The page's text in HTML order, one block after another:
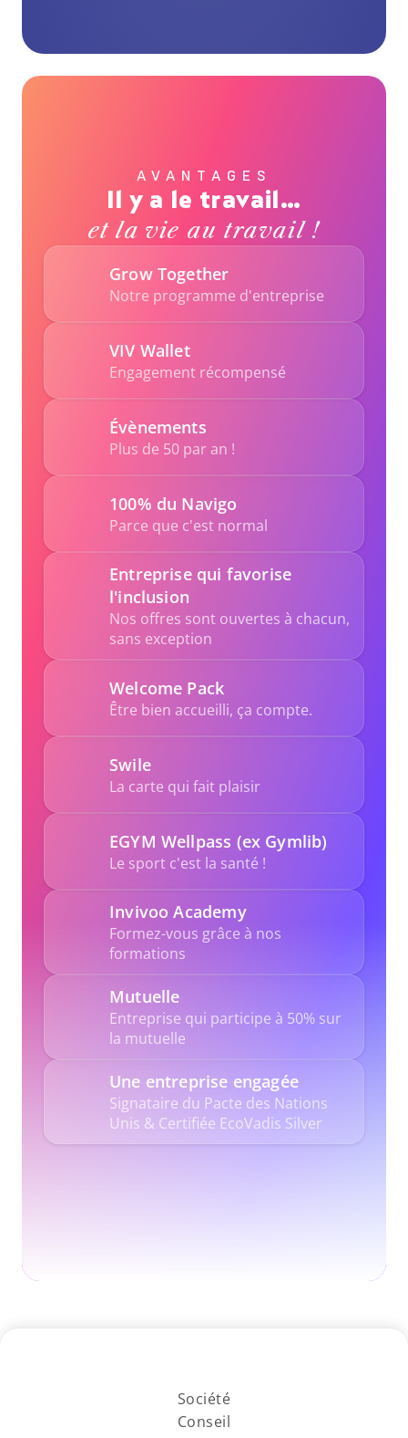
AVANTAGES
Il y a le travail…
et la vie au travail !
Grow Together
Notre programme d'entreprise
VIV Wallet
Engagement récompensé
Évènements
Plus de 50 par an !
100% du Navigo
Parce que c'est normal
Entreprise qui favorise
l'inclusion
Nos offres sont ouvertes à chacun,
sans exception
Welcome Pack
Être bien accueilli, ça compte.
Swile
La carte qui fait plaisir
EGYM Wellpass (ex Gymlib)
Le sport c'est la santé !
Invivoo Academy
Formez-vous grâce à nos
formations
Mutuelle
Entreprise qui participe à 50% sur
la mutuelle
Une entreprise engagée
Signataire du Pacte des Nations
Unis & Certifiée EcoVadis Silver
Société
Conseil